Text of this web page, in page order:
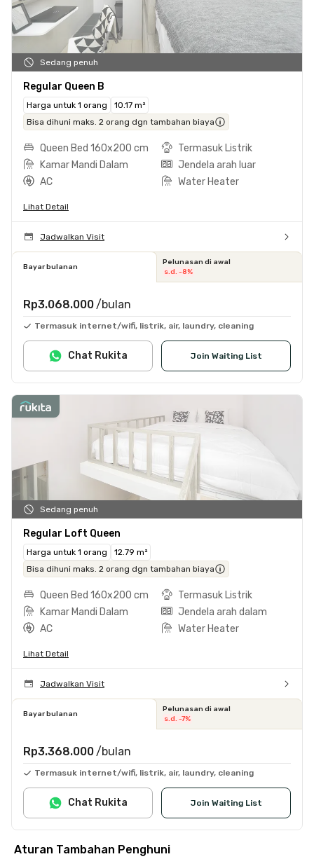
Sedang penuh
Regular Queen B
Harga untuk 1 orang
10.17 m²
Bisa dihuni maks. 2 orang dgn tambahan biaya
Queen Bed 160x200 cm
Termasuk Listrik
Kamar Mandi Dalam
Jendela arah luar
AC
Water Heater
Lihat Detail
Jadwalkan Visit
Bayar bulanan
Pelunasan di awal
s.d. -8%
Rp3.068.000 /bulan
Termasuk internet/wifi, listrik, air, laundry, cleaning
Join Waiting List
Chat Rukita
Sedang penuh
Regular Loft Queen
Harga untuk 1 orang
12.79 m²
Bisa dihuni maks. 2 orang dgn tambahan biaya
Queen Bed 160x200 cm
Termasuk Listrik
Kamar Mandi Dalam
Jendela arah dalam
AC
Water Heater
Lihat Detail
Jadwalkan Visit
Bayar bulanan
Pelunasan di awal
s.d. -7%
Rp3.368.000 /bulan
Termasuk internet/wifi, listrik, air, laundry, cleaning
Join Waiting List
Chat Rukita
Aturan Tambahan Penghuni